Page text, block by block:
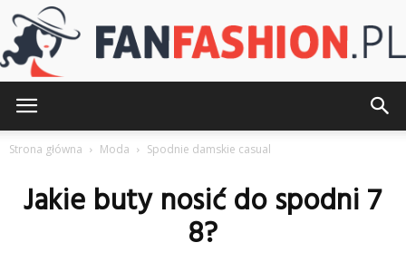
Strona główna Moda Spodnie damskie casual
Jakie buty nosić do spodni 7
8?